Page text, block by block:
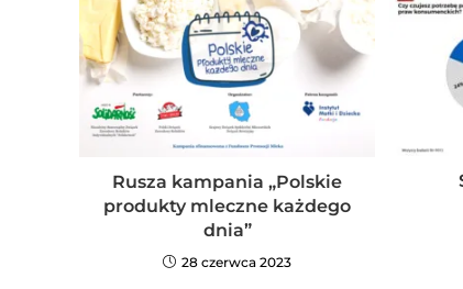
Rusza kampania „Polskie
produkty mleczne każdego
dnia”
28 czerwca 2023